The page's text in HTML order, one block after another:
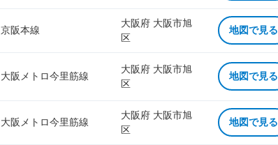
京阪本線
大阪府 大阪市旭
区
地図で見る
大阪メトロ今里筋線
大阪府 大阪市旭
区
地図で見る
大阪メトロ今里筋線
大阪府 大阪市旭
区
地図で見る